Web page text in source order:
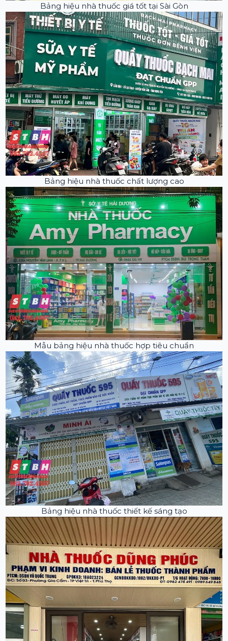
Bảng hiệu nhà thuốc giá tốt tại Sài Gòn
Bảng hiệu nhà thuốc chất lượng cao
Mẫu bảng hiệu nhà thuốc hợp tiêu chuẩn
Bảng hiệu nhà thuốc thiết kế sáng tạo